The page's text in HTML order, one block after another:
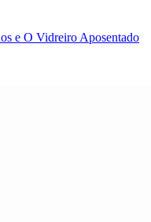
e O Vidreiro Aposentado